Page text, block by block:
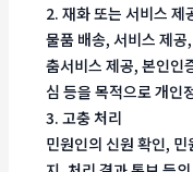
2. 재화 또는 서비스 제
물품 배송, 서비스 제
춤서비스 제공, 본인인
심 등을 목적으로 개인
3. 고충 처리
민원인의 신원 확인,